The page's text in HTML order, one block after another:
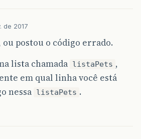
de 2017
ou postou o código errado.
lista chamada listaPets ,
em qual linha você está
nessa listaPets .